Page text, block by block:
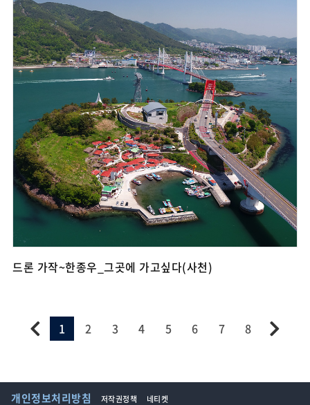
드론 가작~한종우_그곳에 가고싶다(사천)
1 2 3 4 5 6 7 8
개인정보처리방침 저작권정책 네티켓